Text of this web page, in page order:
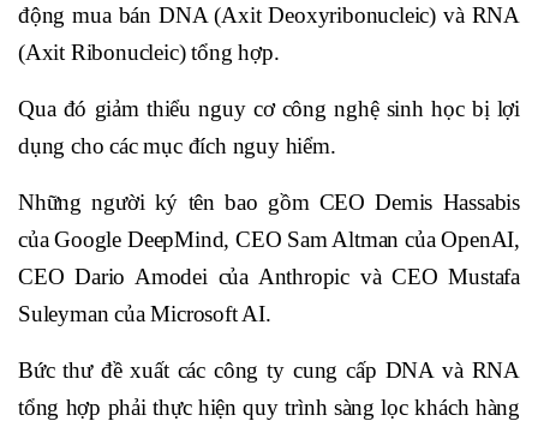
động mua bán DNA (Axit Deoxyribonucleic) và RNA
(Axit Ribonucleic) tổng hợp.
Qua đó giảm thiểu nguy cơ công nghệ sinh học bị lợi
dụng cho các mục đích nguy hiểm.
Những người ký tên bao gồm CEO Demis Hassabis
của Google DeepMind, CEO Sam Altman của OpenAI,
CEO Dario Amodei của Anthropic và CEO Mustafa
Suleyman của Microsoft AI.
Bức thư đề xuất các công ty cung cấp DNA và RNA
tổng hợp phải thực hiện quy trình sàng lọc khách hàng